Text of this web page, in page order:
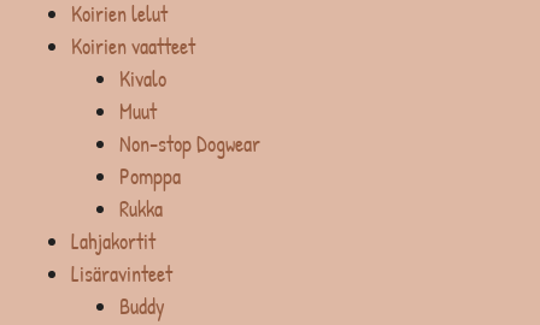
Koirien lelut
Koirien vaatteet
Kivalo
Muut
Non-stop Dogwear
Pomppa
Rukka
Lahjakortit
Lisäravinteet
Buddy